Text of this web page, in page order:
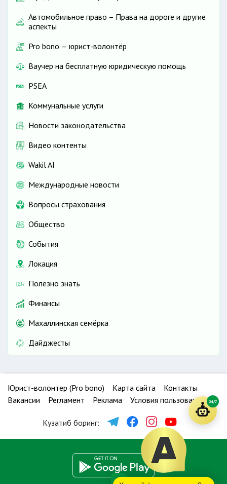
Автомобильное право – Права на дороге и другие
аспекты
Pro bono — юрист-волонтёр
Ваучер на бесплатную юридическую помощь
PSEA
Коммунальные услуги
Новости законодательства
Видео контенты
Wakil AI
Международные новости
Вопросы страхования
Общество
События
Локация
Полезно знать
Финансы
Махаллинская семёрка
Дайджесты
Юрист-волонтер (Pro bono) Карта сайта
Контакты
Вакансии
Регламент Реклама Условия пользования
Кузатиб боринг:
24/7